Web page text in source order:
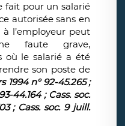
fait pour un salarié
autorisée sans en
l’employeur peut
faute grave,
où le salarié a été
son poste de
1994 n° 92-45.265 ;
44.164 ; Cass. soc.
; Cass. soc. 9 juill.